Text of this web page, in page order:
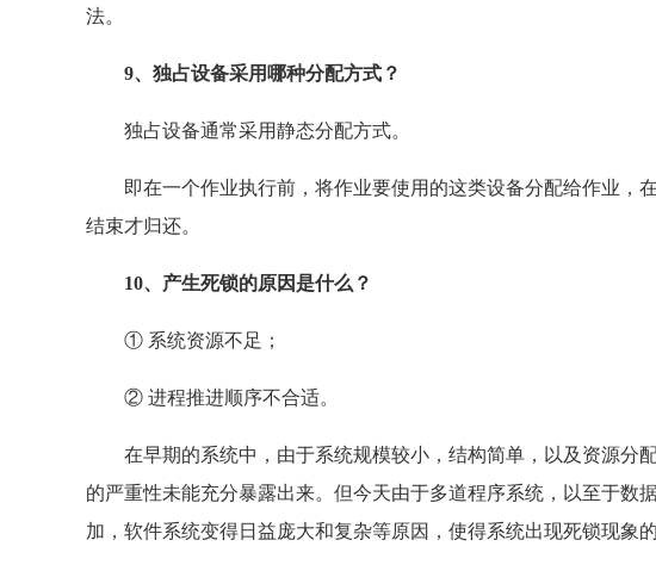
法。
9、独占设备采用哪种分配方式？
独占设备通常采用静态分配方式。
即在一个作业执行前，将作业要使用的这类设备分配给作业，
结束才归还。
10、产生死锁的原因是什么？
① 系统资源不足；
② 进程推进顺序不合适。
在早期的系统中，由于系统规模较小，结构简单，以及资源分
的严重性未能充分暴露出来。但今天由于多道程序系统，以至于数
加，软件系统变得日益庞大和复杂等原因，使得系统出现死锁现象